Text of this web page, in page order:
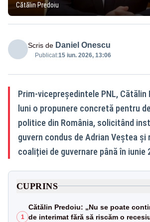
Cătălin Predoiu
Scris de Daniel Onescu
Publicat:15 iun. 2026, 13:06
Prim-vicepreședintele PNL, Cătălin
luni o propunere concretă pentru
politice din România, solicitând
guvern condus de Adrian Veștea și
coaliției de guvernare până în iunie
CUPRINS
1
Cătălin Predoiu: „Nu se poate
de interimat fără să riscăm o